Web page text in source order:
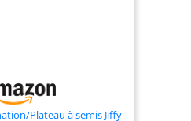
Plateau à semis Jiffy